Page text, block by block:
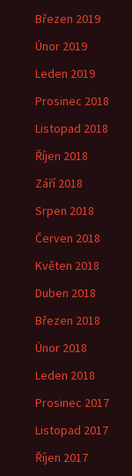
Březen 2019
Únor 2019
Leden 2019
Prosinec 2018
Listopad 2018
Říjen 2018
Září 2018
Srpen 2018
Červen 2018
Květen 2018
Duben 2018
Březen 2018
Únor 2018
Leden 2018
Prosinec 2017
Listopad 2017
Říjen 2017